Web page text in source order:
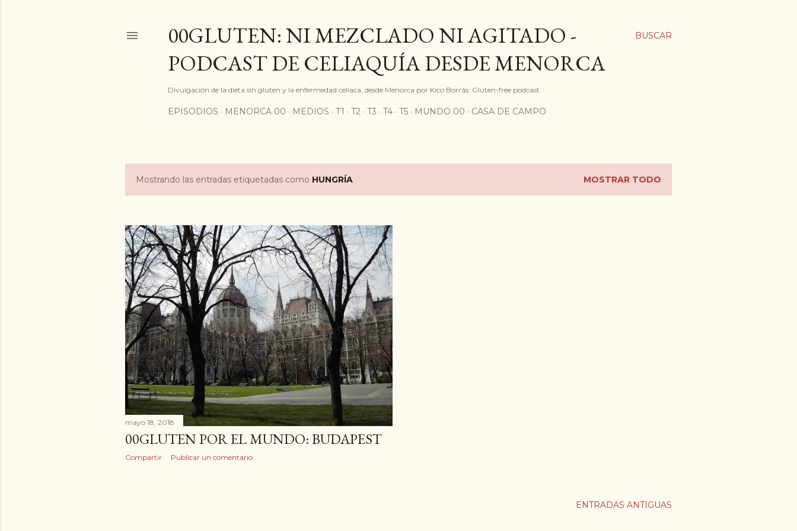
BUSCAR
00GLUTEN: NI MEZCLADO NI AGITADO -
PODCAST DE CELIAQUÍA DESDE MENORCA
Divulgación de la dieta sin gluten y la enfermedad celíaca, desde Menorca por Kico Borrás. Gluten-free podcast
EPISODIOS MENORCA 00 MEDIOS T1 T2 T3 T4 T5 MUNDO 00 CASA DE CAMPO
E
t
r
a
d
a
s
Mostrando las entradas etiquetadas como HUNGRÍA MOSTRAR TODO
mayo 18, 2018
00GLUTEN POR EL MUNDO: BUDAPEST
Compartir Publicar un comentario
ENTRADAS ANTIGUAS